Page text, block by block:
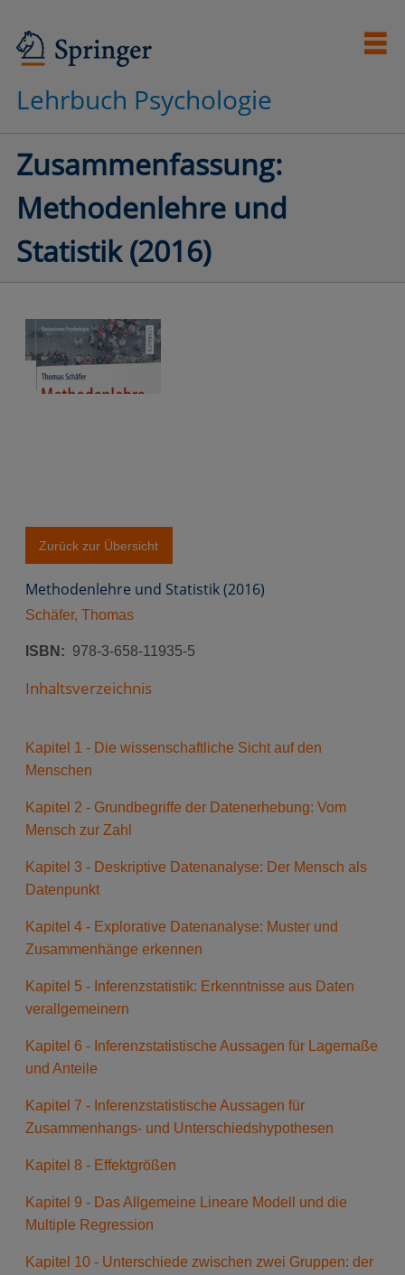
Lehrbuch Psychologie
Zusammenfassung:
Methodenlehre und
Statistik (2016)
Zurück zur Übersicht
Methodenlehre und Statistik (2016)
Schäfer, Thomas
ISBN 978-3-658-11935-5
Inhaltsverzeichnis
Kapitel 1 - Die wissenschaftliche Sicht auf den
Menschen
Kapitel 2 - Grundbegriffe der Datenerhebung: Vom
Mensch zur Zahl
Kapitel 3 - Deskriptive Datenanalyse: Der Mensch als
Datenpunkt
Kapitel 4 - Explorative Datenanalyse: Muster und
Zusammenhänge erkennen
Kapitel 5 - Inferenzstatistik: Erkenntnisse aus Daten
verallgemeinern
Kapitel 6 - Inferenzstatistische Aussagen für Lagemaße
und Anteile
Kapitel 7 - Inferenzstatistische Aussagen für
Zusammenhangs- und Unterschiedshypothesen
Kapitel 8 - Effektgrößen
Kapitel 9 - Das Allgemeine Lineare Modell und die
Multiple Regression
Kapitel 10 - Unterschiede zwischen zwei Gruppen: der